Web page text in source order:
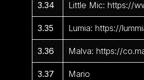
3.34 Little Mic: https://
3.35 Lumia: https://
3.36 Malva: https://
3.37
Mario